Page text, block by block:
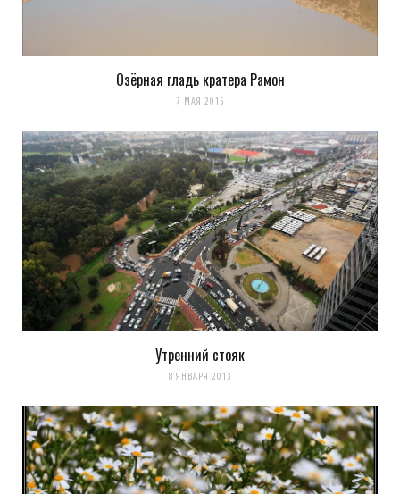
Озёрная гладь кратера Рамон
7 МАЯ 2015
Утренний стояк
8 ЯНВАРЯ 2013